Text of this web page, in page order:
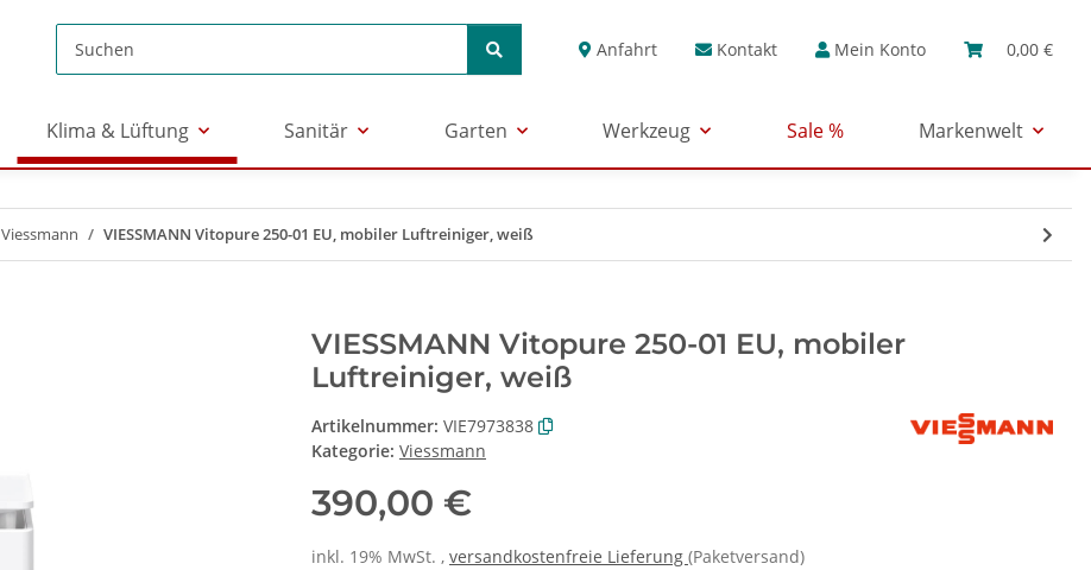
Anfahrt Kontakt Mein Konto 0,00 €
Klima & Lüftung Sanitär Garten Werkzeug Sale % Markenwelt
Viessmann VIESSMANN Vitopure 250-01 EU, mobiler Luftreiniger, weiß
VIESSMANN Vitopure 250-01 EU, mobiler
Luftreiniger, weiß
Artikelnummer: VIE7973838
Kategorie: Viessmann
390,00 €
inkl. 19% MwSt. , versandkostenfreie Lieferung (Paketversand)